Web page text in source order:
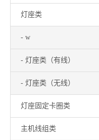
灯座类
- w
- 灯座类（有线）
- 灯座类（无线）
灯座固定卡圈类
主机线组类